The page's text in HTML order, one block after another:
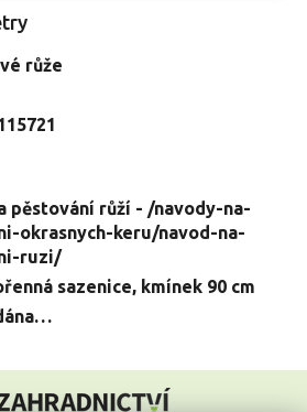
růže
pěstování růží - /navody-na-
okrasnych-keru/navod-na-
ruzi/
sazenice, kmínek 90 cm